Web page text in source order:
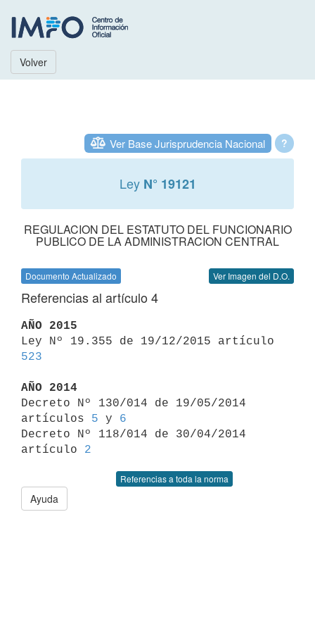
Volver
?
Ver Base Jurisprudencia Nacional
Ley N° 19121
REGULACION DEL ESTATUTO DEL FUNCIONARIO
PUBLICO DE LA ADMINISTRACION CENTRAL
Documento Actualizado Ver Imagen del D.O.
Referencias al artículo 4
AÑO 2015
523
AÑO 2014
Decreto Nº 130/014 de 19/05/2014
artículos 5 y 6
Decreto Nº 118/014 de 30/04/2014
artículo 2
Referencias a toda la norma
Ayuda